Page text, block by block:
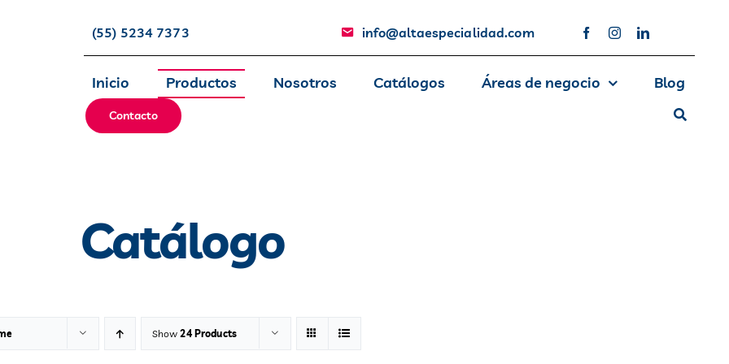
(55) 5234 7373 info@altaespecialidad.com
Inicio Productos Nosotros Catálogos Áreas de negocio Blog
Contacto
Catálogo
Show24 Products